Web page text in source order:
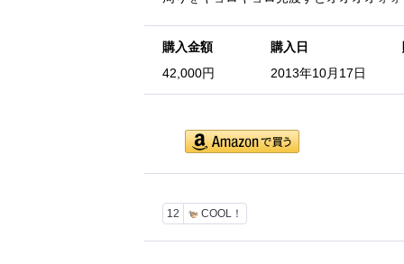
購入金額
42,000円
購入日
2013年10月17日
12 COOL！